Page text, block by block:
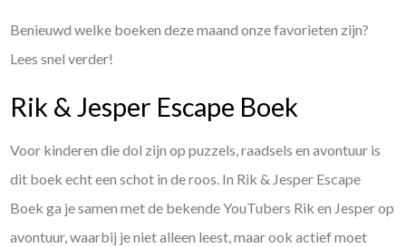
Benieuwd welke boeken deze maand onze favorieten zijn?
Lees snel verder!
Rik & Jesper Escape Boek
Voor kinderen die dol zijn op puzzels, raadsels en avontuur is
dit boek echt een schot in de roos. In Rik & Jesper Escape
Boek ga je samen met de bekende YouTubers Rik en Jesper op
avontuur, waarbij je niet alleen leest, maar ook actief moet